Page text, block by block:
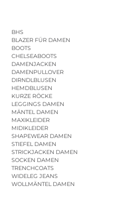
BHS
BLAZER FÜR DAMEN
BOOTS
CHELSEABOOTS
DAMENJACKEN
DAMENPULLOVER
DIRNDLBLUSEN
HEMDBLUSEN
KURZE RÖCKE
LEGGINGS DAMEN
MÄNTEL DAMEN
MAXIKLEIDER
MIDIKLEIDER
SHAPEWEAR DAMEN
STIEFEL DAMEN
STRICKJACKEN DAMEN
SOCKEN DAMEN
TRENCHCOATS
WIDELEG JEANS
WOLLMÄNTEL DAMEN